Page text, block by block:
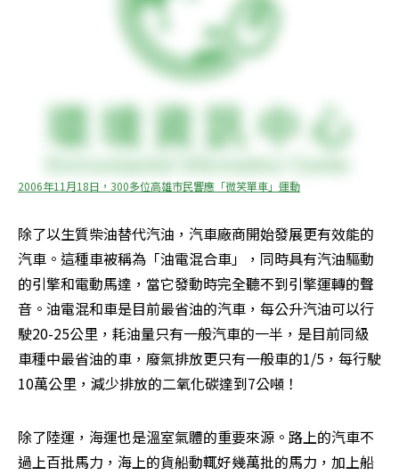
2006年11月18日，300多位高雄市民響應「微笑單車」運動
除了以生質柴油替代汽油，汽車廠商開始發展更有效能的
汽車。這種車被稱為「油電混合車」，同時具有汽油驅動
的引擎和電動馬達，當它發動時完全聽不到引擎運轉的聲
音。油電混和車是目前最省油的汽車，每公升汽油可以行
駛20-25公里，耗油量只有一般汽車的一半，是目前同級
車種中最省油的車，廢氣排放更只有一般車的1/5，每行駛
10萬公里，減少排放的二氧化碳達到7公噸！
除了陸運，海運也是溫室氣體的重要來源。路上的汽車不
過上百批馬力，海上的貨船動輒好幾萬批的馬力，加上船